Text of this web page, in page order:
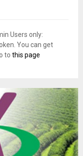
Users only:
You can get
to this page